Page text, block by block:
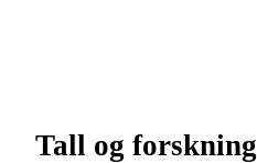
Tall og forskning